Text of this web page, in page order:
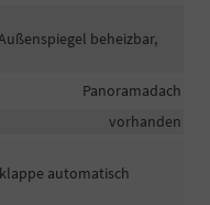
beheizbar,
Panoramadach
vorhanden
automatisch